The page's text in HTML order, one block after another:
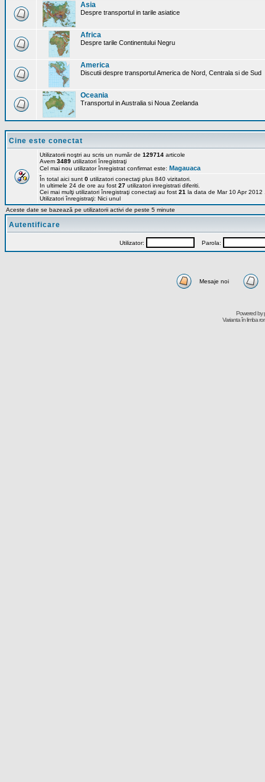
Asia
Despre transportul in tarile asiatice
Africa
Despre tarile Continentului Negru
America
Discutii despre transportul America de Nord, Centrala si de Sud
Oceania
Transportul in Australia si Noua Zeelanda
Cine este conectat
Utilizatorii noştri au scris un număr de 129714 articole
Avem 3489 utilizatori înregistraţi
Cel mai nou utilizator înregistrat confirmat este: Magauaca
În total aici sunt 0 utilizatori conectaţi plus 840 vizitatori.
In ultimele 24 de ore au fost 27 utilizatori inregistrati diferiti.
Cei mai mulţi utilizatori înregistraţi conectaţi au fost 21 la data de Mar 10 Apr 2012
Utilizatori înregistraţi: Nici unul
Aceste date se bazează pe utilizatorii activi de peste 5 minute
Autentificare
Utilizator: Parola:
Mesaje noi
Powered by
Varianta în limba